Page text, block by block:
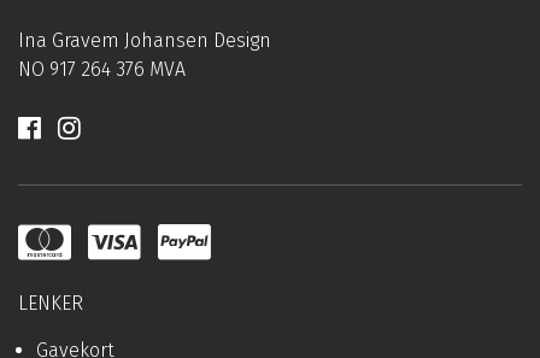
Ina Gravem Johansen Design
NO 917 264 376 MVA
LENKER
Gavekort